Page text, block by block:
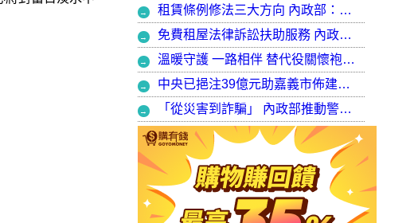
租賃條例修法三大方向 內政部：保障租賃雙方權益 租客安心住、房東放心租
免費租屋法律訴訟扶助服務 內政部：9月30日起正式開辦受理
溫暖守護 一路相伴 替代役關懷袍澤弟兄 以行動展現同袍大愛
中央已挹注39億元助嘉義市佈建污水系統 內政部：東區用戶接管將新增3萬戶 期許未來推動再生水永續利用
「從災害到詐騙」 內政部推動警大轉型強化災防與偵查能力